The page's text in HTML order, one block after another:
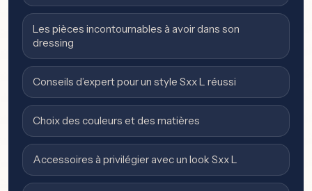
Les pièces incontournables à avoir dans son
dressing
Conseils d’expert pour un style Sxx L réussi
Choix des couleurs et des matières
Accessoires à privilégier avec un look Sxx L